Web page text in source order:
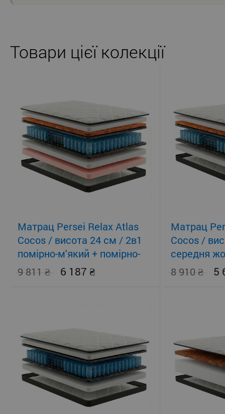
Товари цієї колекції
Матрац Persei Relax Atlas
Cocos / висота 24 см / 2в1
помірно-м'який + помірно-
жорсткий
9 811 6 187
Матрац
Cocos /
середня
помірно-
8 910 5